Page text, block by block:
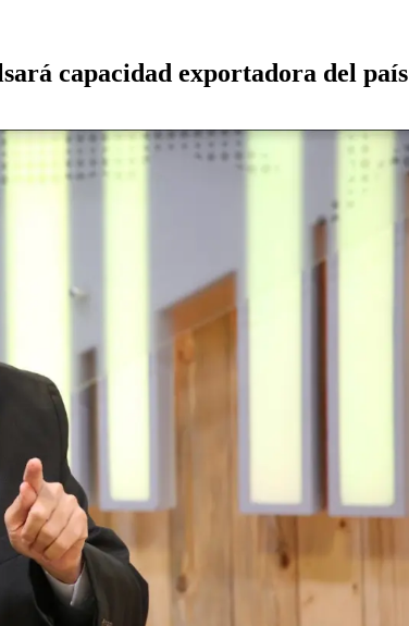
capacidad exportadora del país